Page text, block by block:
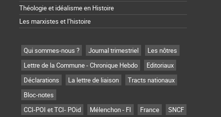
Théologie et idéalisme en Histoire
Les marxistes et l’histoire
Qui sommes-nous ? Journal trimestriel
Les nôtres
Lettre de la Commune - Chronique Hebdo
Editoriaux
Déclarations
La lettre de liaison
Tracts nationaux
Bloc-notes
CCI-POI et TCI- POid
Mélenchon - FI France
SNCF